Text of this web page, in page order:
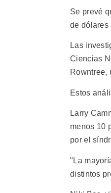
Se prevé
de dólares
Las
Ciencias
Rowntree,
Estos
Larry
menos 10
por el
"La
distintos